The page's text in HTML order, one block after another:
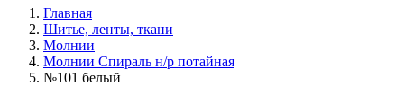
Главная
Шитье, ленты, ткани
Молнии
Молнии Спираль н/р потайная
№101 белый